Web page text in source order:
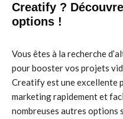
Creatify ?
options !
Vous êtes à la recherche
pour booster vos projets
Creatify est une excellente
marketing rapidement et
nombreuses autres options